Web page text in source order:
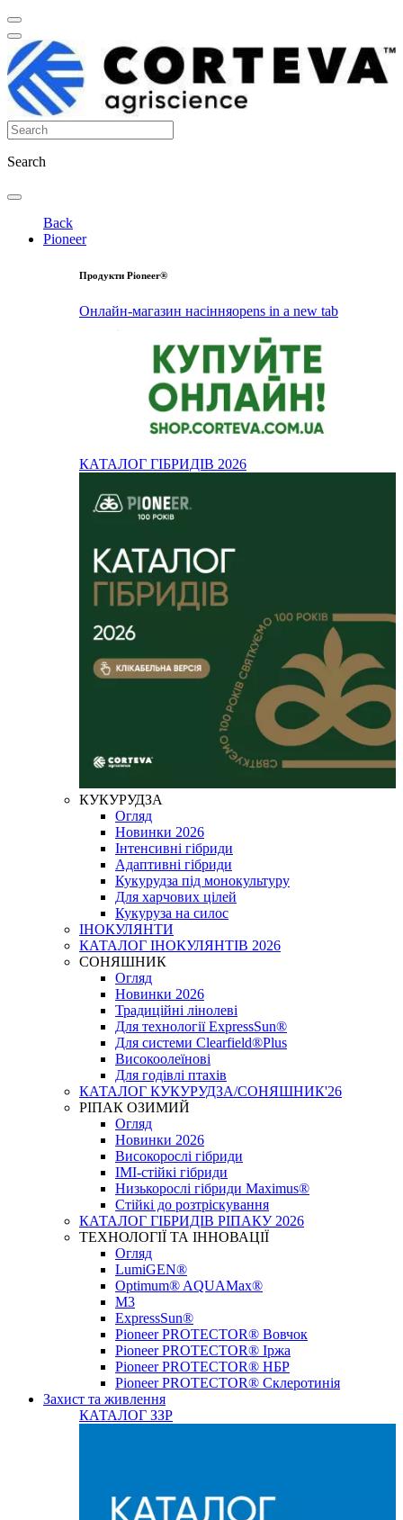
Search
Back
Pioneer
Продукти Pioneer®
Онлайн-магазин насінняopens in a new tab
КАТАЛОГ ГІБРИДІВ 2026
КУКУРУДЗА
Огляд
Новинки 2026
Інтенсивні гібриди
Адаптивні гібриди
Кукурудза під монокультуру
Для харчових цілей
Кукуруза на силос
ІНОКУЛЯНТИ
КАТАЛОГ ІНОКУЛЯНТІВ 2026
СОНЯШНИК
Огляд
Новинки 2026
Традиційні лінолеві
Для технології ExpressSun®
Для системи Clearfield®Plus
Високоолеїнові
Для годівлі птахів
КАТАЛОГ КУКУРУДЗА/СОНЯШНИК'26
РІПАК ОЗИМИЙ
Огляд
Новинки 2026
Високорослі гібриди
IMI-стійкі гібриди
Низькорослі гібриди Maximus®
Стійкі до розтріскування
КАТАЛОГ ГІБРИДІВ РІПАКУ 2026
ТЕХНОЛОГІЇ ТА ІННОВАЦІЇ
Огляд
LumiGEN®
Optimum® AQUAMax®
М3
ExpressSun®
Pioneer PROTECTOR® Вовчок
Pioneer PROTECTOR® Іржа
Pioneer PROTECTOR® НБР
Pioneer PROTECTOR® Склеротинія
Захист та живлення
КАТАЛОГ ЗЗР